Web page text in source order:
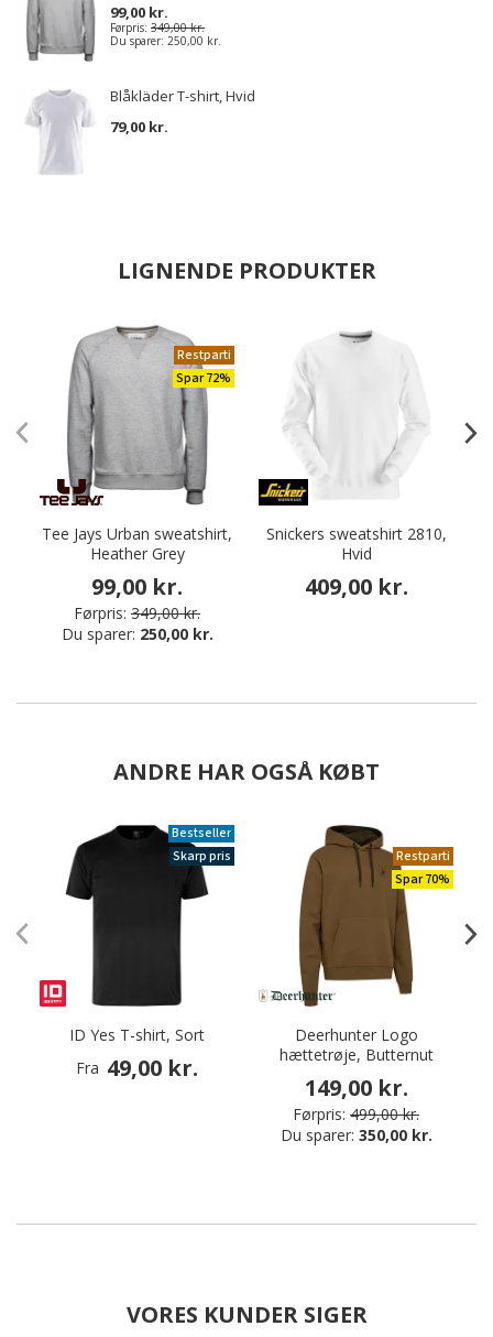
99,00 kr.
Førpris: 349,00 kr.
Du sparer: 250,00 kr.
Blåkläder T-shirt, Hvid
79,00 kr.
LIGNENDE PRODUKTER
Restparti
Spar 72%
Tee Jays Urban sweatshirt,
Heather Grey
99,00 kr.
Førpris: 349,00 kr.
Du sparer: 250,00 kr.
Snickers sweatshirt 2810,
Hvid
409,00 kr.
ANDRE HAR OGSÅ KØBT
Bestseller
Skarp pris
ID Yes T-shirt, Sort
Fra 49,00 kr.
Restparti
Spar 70%
Deerhunter Logo
hættetrøje, Butternut
149,00 kr.
Førpris: 499,00 kr.
Du sparer: 350,00 kr.
VORES KUNDER SIGER